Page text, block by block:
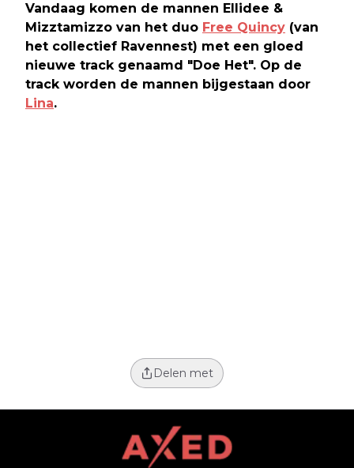
Vandaag komen de mannen Ellidee &
Mizztamizzo van het duo Free Quincy (van
het collectief Ravennest​) met een gloed
nieuwe track genaamd "​Doe Het". Op de
track worden de mannen bijgestaan door
Lina.
Delen met